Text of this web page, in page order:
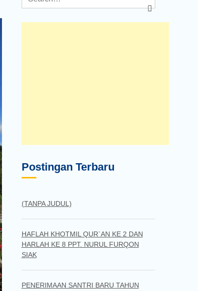
Postingan Terbaru
(TANPA JUDUL)
HAFLAH KHOTMIL QUR`AN KE 2 DAN
HARLAH KE 8 PPT. NURUL FURQON
SIAK
PENERIMAAN SANTRI BARU TAHUN